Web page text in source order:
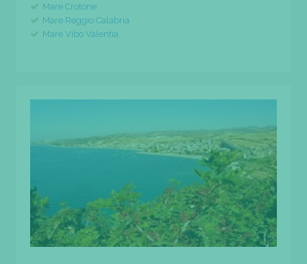
Mare Crotone
Mare Reggio Calabria
Mare Vibo Valentia